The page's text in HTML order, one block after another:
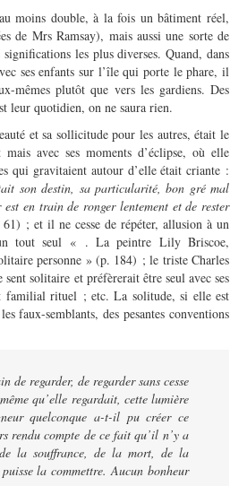
moins double, à la fois un bâtiment réel,
de Mrs Ramsay), mais aussi une sorte de
les plus diverses. Quand, dans
ses enfants sur l’île qui porte le phare, il
mêmes plutôt que vers les gardiens. Des
leur quotidien, on ne saura rien.
et sa sollicitude pour les autres, était le
avec ses moments d’éclipse, où elle
qui gravitaient autour d’elle était criante :
son destin, sa particularité, bon gré mal
en train de ronger lentement et de rester
; et il ne cesse de répéter, allusion à un
tout seul « . La peintre Lily Briscoe,
personne » (p. 184) ; le triste Charles
solitaire et préfèrerait être seul avec ses
familial rituel ; etc. La solitude, si elle est
faux-semblants, des pesantes conventions
de regarder, de regarder sans cesse
qu’elle regardait, cette lumière
quelconque a-t-il pu créer ce
rendu compte de ce fait qu’il n’y a
la souffrance, de la mort, de la
la commettre. Aucun bonheur